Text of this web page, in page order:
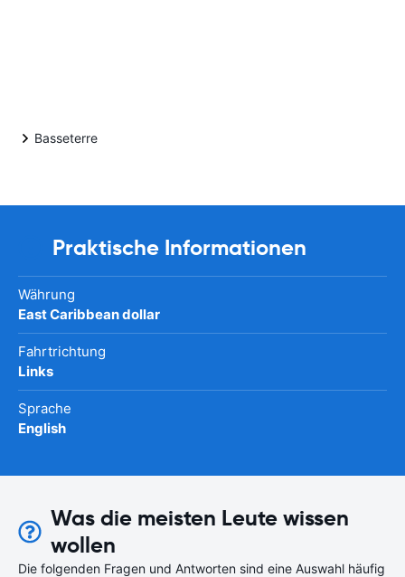
Basseterre
Praktische Informationen
Währung
East Caribbean dollar
Fahrtrichtung
Links
Sprache
English
Was die meisten Leute wissen
wollen
Die folgenden Fragen und Antworten sind eine Auswahl häufig